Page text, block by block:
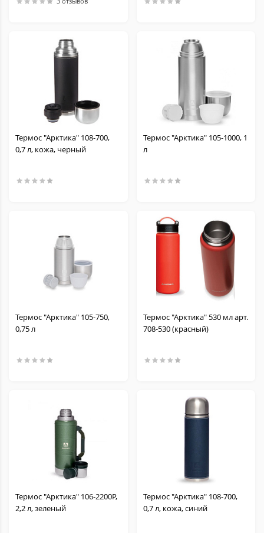
Термос "Арктика" 108-700,
0,7 л, кожа, черный
Термос "Арктика" 105-1000, 1
л
Термос "Арктика" 105-750,
0,75 л
Термос "Арктика" 530 мл арт.
708-530 (красный)
Термос "Арктика" 106-2200Р,
2,2 л, зеленый
Термос "Арктика" 108-700,
0,7 л, кожа, синий